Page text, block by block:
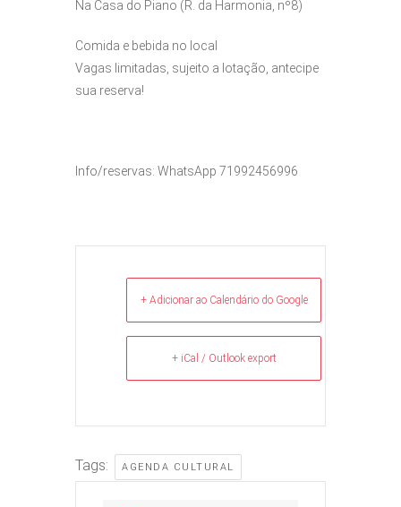
Na Casa do Piano (R. da Harmonia, nº8)
Comida e bebida no local
Vagas limitadas, sujeito a lotação, antecipe
sua reserva!
Info/reservas: WhatsApp 71992456996
+ Adicionar ao Calendário do Google
+ iCal / Outlook export
Tags: AGENDA CULTURAL